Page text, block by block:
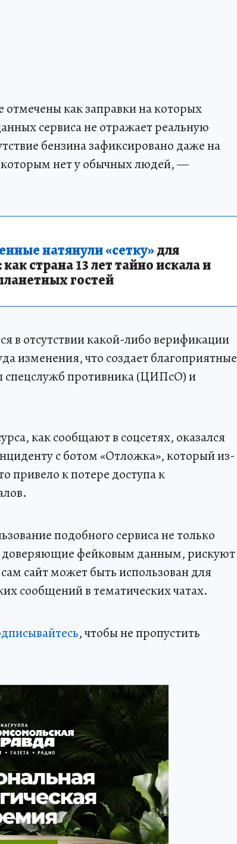
как заправки на которых
сервиса не отражает реальную
бензина зафиксировано даже на
которым нет у обычных людей, —
натянули «сетку»для
страна 13 лет тайно искала и
гостей
в отсутствии какой-либо верификации
что создает благоприятные
спецслужб противника (ЦИПсО) и
как сообщают в соцсетях, оказался
с ботом «Отложка», который из-
привело к потере доступа к
подобного сервиса не только
доверяющие фейковым данным, рискуют
сайт может быть использован для
сообщений в тематических чатах.
, чтобы не пропустить